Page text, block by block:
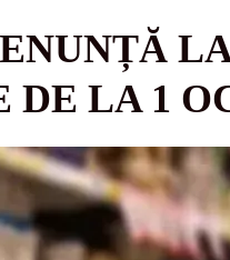
LA 1